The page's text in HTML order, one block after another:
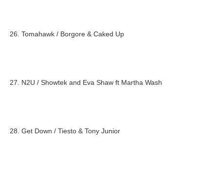
26. Tomahawk / Borgore & Caked Up
27. N2U / Showtek and Eva Shaw ft Martha Wash
28. Get Down / Tiesto & Tony Junior